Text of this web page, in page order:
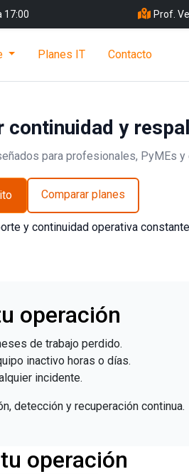
17:00 Prof.
Planes IT Contacto
y
para profesionales, PyMEs y
Comparar planes
y continuidad operativa
operación
de trabajo perdido.
inactivo horas o días.
incidente.
detección y recuperación continua.
operación